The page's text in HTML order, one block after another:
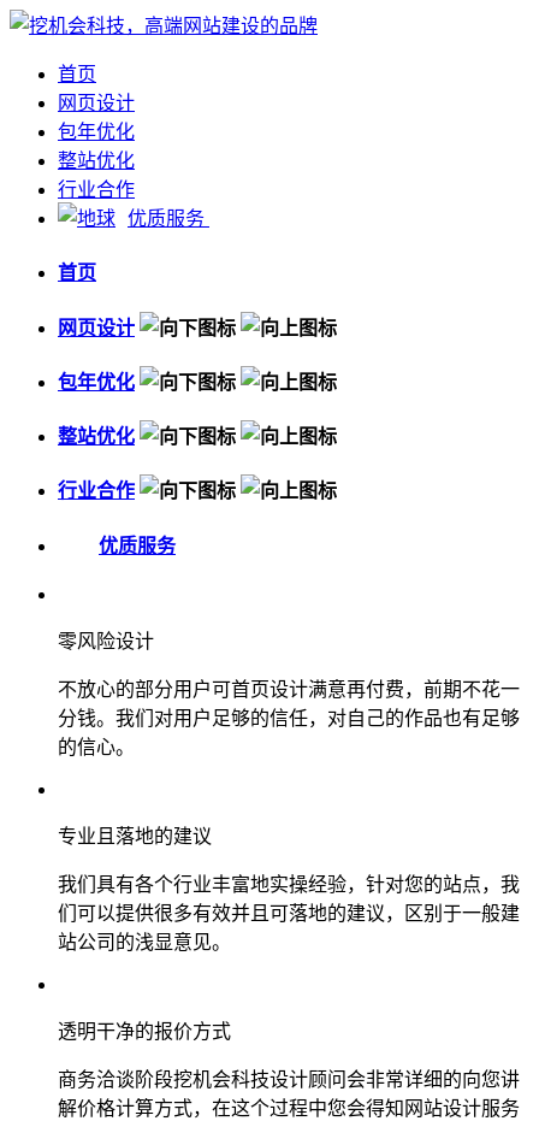
首页
网页设计
包年优化
整站优化
行业合作
优质服务
首页
网页设计
包年优化
整站优化
行业合作
优质服务
零风险设计
不放心的部分用户可首页设计满意再付费，前期不花一
分钱。我们对用户足够的信任，对自己的作品也有足够
的信心。
专业且落地的建议
我们具有各个行业丰富地实操经验，针对您的站点，我
们可以提供很多有效并且可落地的建议，区别于一般建
站公司的浅显意见。
透明干净的报价方式
商务洽谈阶段挖机会科技设计顾问会非常详细的向您讲
解价格计算方式，在这个过程中您会得知网站设计服务